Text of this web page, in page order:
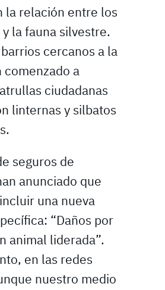
la relación entre los
la fauna silvestre.
cercanos a la
comenzado a
ciudadanas
linternas y silbatos
seguros de
anunciado que
una nueva
“Daños por
animal liderada”.
en las redes
nuestro medio